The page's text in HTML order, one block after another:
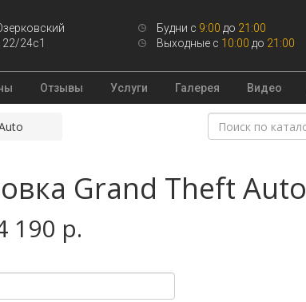
22/24с1
Будни с 9:00 до 21:00
Выходные с 10:00 до 21:00
Отзывы Услуги Галерея Видео
Grand Theft Auto
190 р.